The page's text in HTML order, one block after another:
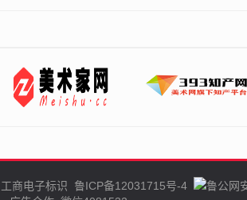
工商电子标识 鲁ICP备12031715号-4
鲁公网